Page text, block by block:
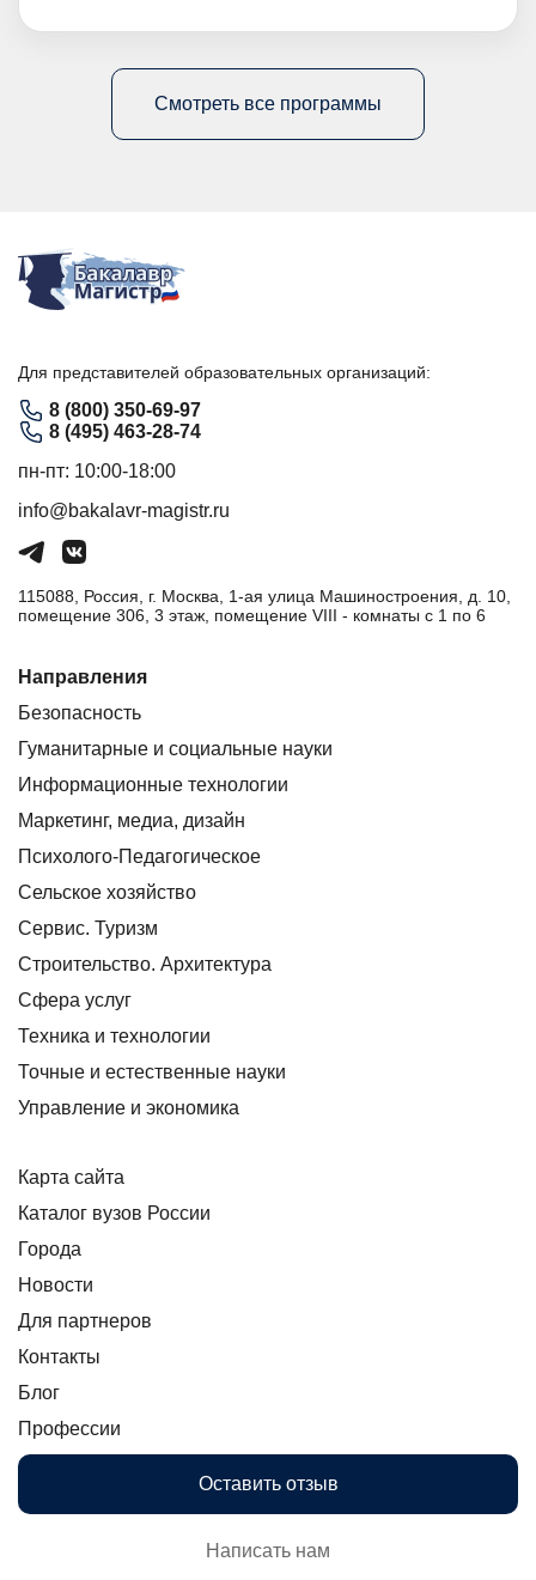
Смотреть все программы
Для представителей образовательных организаций:
8 (800) 350-69-97
8 (495) 463-28-74
пн-пт: 10:00-18:00
info@bakalavr-magistr.ru
115088, Россия, г. Москва, 1-ая улица Машиностроения, д. 10,
помещение 306, 3 этаж, помещение VIII - комнаты с 1 по 6
Направления
Безопасность
Гуманитарные и социальные науки
Информационные технологии
Маркетинг, медиа, дизайн
Психолого-Педагогическое
Сельское хозяйство
Сервис. Туризм
Строительство. Архитектура
Сфера услуг
Техника и технологии
Точные и естественные науки
Управление и экономика
Карта сайта
Каталог вузов России
Города
Новости
Для партнеров
Контакты
Блог
Профессии
Оставить отзыв
Написать нам